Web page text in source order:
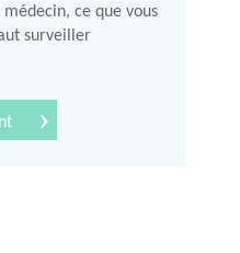
ce que vous
surveiller
›